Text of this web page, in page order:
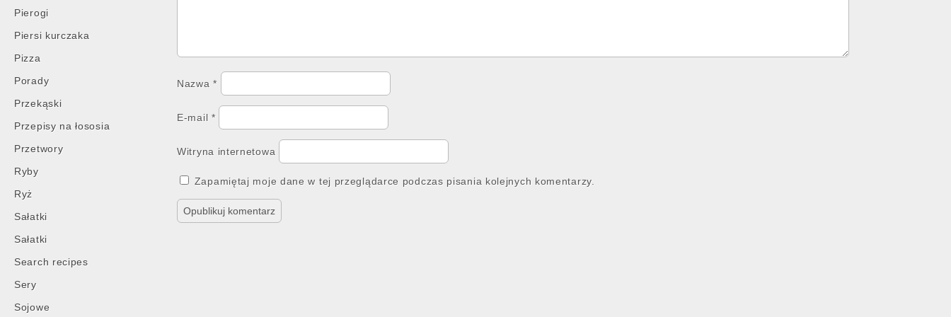
Pierogi
Piersi kurczaka
Pizza
Porady
Przekąski
Przepisy na łososia
Przetwory
Ryby
Ryż
Sałatki
Sałatki
Search recipes
Sery
Sojowe
Nazwa*
E-mail *
Witryna internetowa
Zapamiętaj moje dane w tej przeglądarce podczas pisania kolejnych komentarzy.